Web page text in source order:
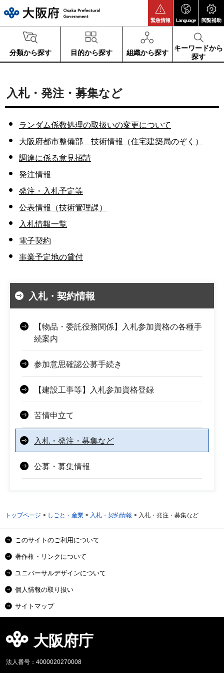
緊急情報 Language 閲覧補助
分類から探す 目的から探す 組織から探す
キーワードから
探す
入札・発注・募集など
ランダム係数処理の取扱いの変更について
大阪府都市整備部 技術情報（住宅建築局のぞく）
調達に係る意見招請
発注情報
発注・入札予定等
公表情報（技術管理課）
入札情報一覧
電子契約
事業予定地の貸付
入札・契約情報
【物品・委託役務関係】入札参加資格の各種手
続案内
参加意思確認公募手続き
【建設工事等】入札参加資格登録
苦情申立て
入札・発注・募集など
公募・募集情報
トップページ > しごと・産業 > 入札・契約情報 > 入札・発注・募集など
このサイトのご利用について
著作権・リンクについて
ユニバーサルデザインについて
個人情報の取り扱い
サイトマップ
大阪府庁
法人番号：4000020270008